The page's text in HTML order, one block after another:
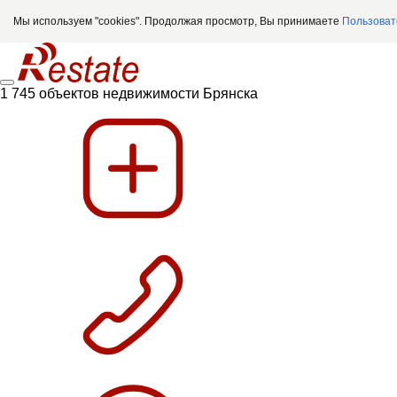
Мы используем "cookies". Продолжая просмотр, Вы принимаете
1 745 объектов недвижимости Брянска